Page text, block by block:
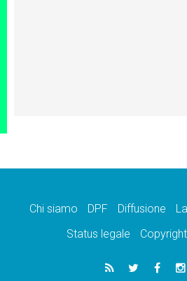
Chi siamo DPF Diffusione
Status legale
Copyright